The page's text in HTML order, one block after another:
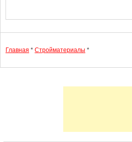
Главная * Стройматериалы *